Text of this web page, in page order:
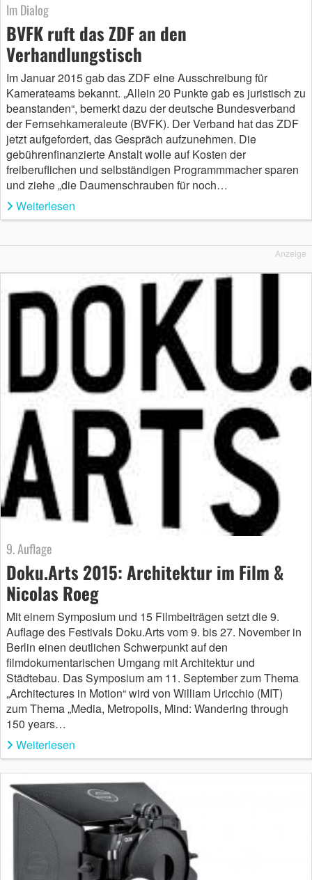
Im Dialog
BVFK ruft das ZDF an den
Verhandlungstisch
Im Januar 2015 gab das ZDF eine Ausschreibung für
Kamerateams bekannt. „Allein 20 Punkte gab es juristisch zu
beanstanden“, bemerkt dazu der deutsche Bundesverband
der Fernsehkameraleute (BVFK). Der Verband hat das ZDF
jetzt aufgefordert, das Gespräch aufzunehmen. Die
gebührenfinanzierte Anstalt wolle auf Kosten der
freiberuflichen und selbständigen Programmmacher sparen
und ziehe „die Daumenschrauben für noch…
Weiterlesen
Anzeige
9. Auflage
Doku.Arts 2015: Architektur im Film &
Nicolas Roeg
Mit einem Symposium und 15 Filmbeiträgen setzt die 9.
Auflage des Festivals Doku.Arts vom 9. bis 27. November in
Berlin einen deutlichen Schwerpunkt auf den
filmdokumentarischen Umgang mit Architektur und
Städtebau. Das Symposium am 11. September zum Thema
„Architectures in Motion“ wird von William Uricchio (MIT)
zum Thema „Media, Metropolis, Mind: Wandering through
150 years…
Weiterlesen